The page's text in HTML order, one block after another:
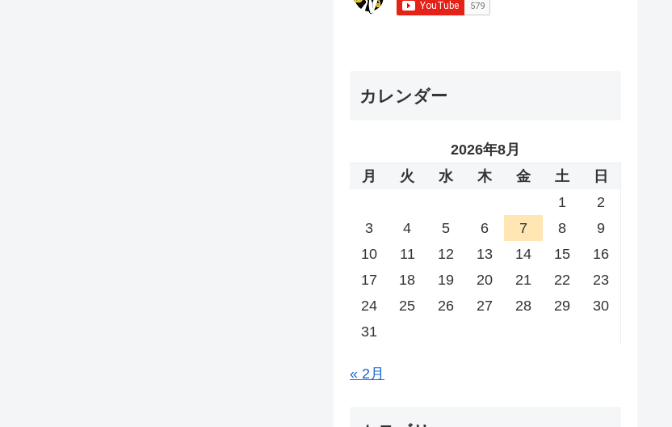
カレンダー
2026年8月
月
火 水 木 金 土
日
1
2
3
4 5 6 7 8
9
10
11 12 13 14 15
16
17
18 19 20 21 22
23
24
25 26 27 28 29
30
31
« 2月